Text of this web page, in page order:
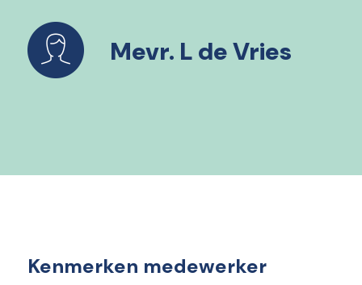
Mevr. L de Vries
Kenmerken medewerker